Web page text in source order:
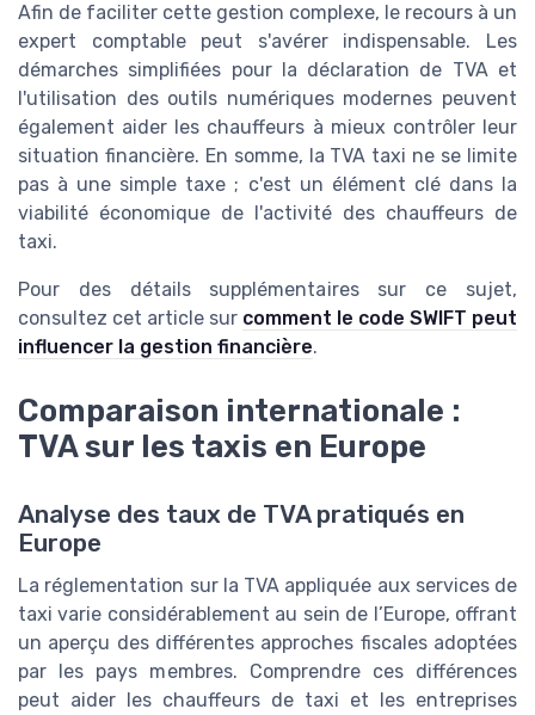
Afin de faciliter cette gestion complexe, le recours à un
expert comptable peut s'avérer indispensable. Les
démarches simplifiées pour la déclaration de TVA et
l'utilisation des outils numériques modernes peuvent
également aider les chauffeurs à mieux contrôler leur
situation financière. En somme, la TVA taxi ne se limite
pas à une simple taxe ; c'est un élément clé dans la
viabilité économique de l'activité des chauffeurs de
taxi.
Pour des détails supplémentaires sur ce sujet,
consultez cet article sur comment le code SWIFT peut
influencer la gestion financière.
Comparaison internationale :
TVA sur les taxis en Europe
Analyse des taux de TVA pratiqués en
Europe
La réglementation sur la TVA appliquée aux services de
taxi varie considérablement au sein de l’Europe, offrant
un aperçu des différentes approches fiscales adoptées
par les pays membres. Comprendre ces différences
peut aider les chauffeurs de taxi et les entreprises